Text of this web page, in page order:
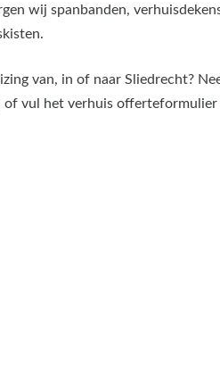
wij spanbanden,
van, in of naar Sliedrecht?
of vul het verhuis offerteformulier